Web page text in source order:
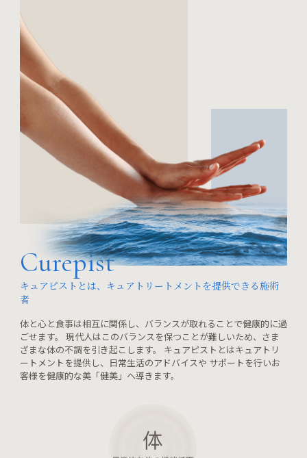
Curepist
キュアピストとは、キュアトリートメントを提供できる施術
者
体と心と食事は相互に関係し、バランスが取れることで健康的に過
ごせます。 現代人はこのバランスを保つことが難しいため、さま
ざまな体の不調を引き起こします。 キュアピストとはキュアトリ
ートメントを提供し、日常生活のアドバイスや サポートを行いお
客様を健康的な美「健美」へ導きます。